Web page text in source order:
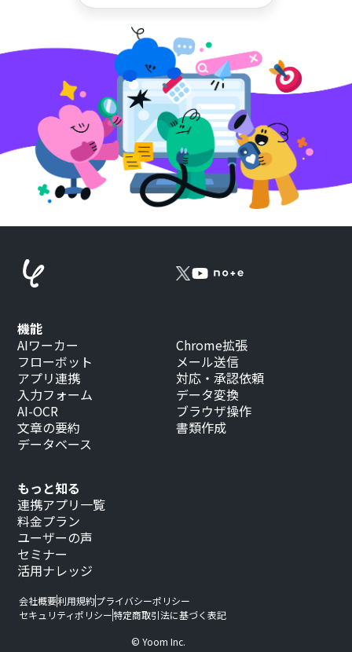
もっと知る
連携アプリ一覧
料金プラン
ユーザーの声
セミナー
活用ナレッジ
機能
AIワーカー
フローボット
アプリ連携
入力フォーム
AI-OCR
文章の要約
データベース
Chrome拡張
メール送信
対応・承認依頼
データ変換
ブラウザ操作
書類作成
会社概要利用規約プライバシーポリシー
セキュリティポリシー特定商取引法に基づく表記
© Yoom Inc.